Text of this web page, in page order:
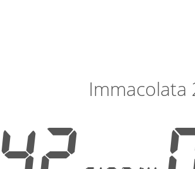
Immacolata